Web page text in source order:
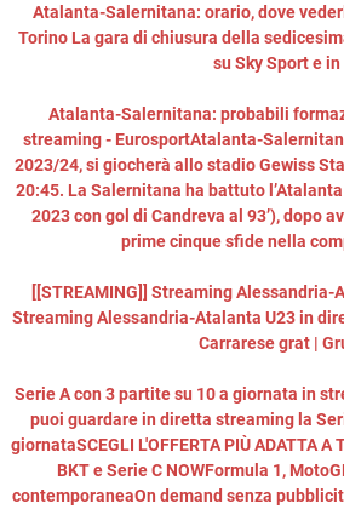
Atalanta-Salernitana: orario, dove
Torino La gara di chiusura della
su Sky Sport e
Atalanta-Salernitana: probabili
streaming - EurosportAtalanta-
2023/24, si giocherà allo stadio Gewiss
20:45. La Salernitana ha battuto
2023 con gol di Candreva al 93’), dopo
prime cinque sfide nella
[[STREAMING]] Streaming
Streaming Alessandria-Atalanta U23 in
Carrarese grat |
Serie A con 3 partite su 10 a giornata in
puoi guardare in diretta streaming la
giornataSCEGLI L'OFFERTA PIÙ ADATTA
BKT e Serie C NOWFormula 1,
contemporaneaOn demand senza